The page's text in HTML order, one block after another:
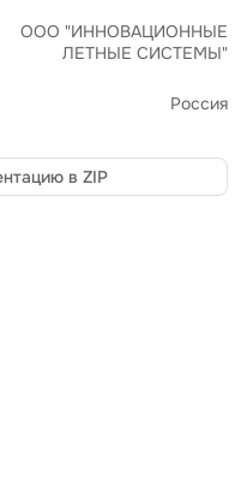
ООО "ИННОВАЦИОННЫЕ
ЛЕТНЫЕ СИСТЕМЫ"
Россия
в ZIP